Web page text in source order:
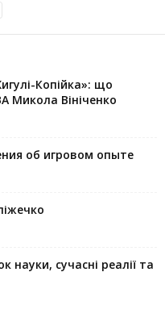
Копійка»: що
Микола Вініченко
об игровом опыте
науки, сучасні реалії та